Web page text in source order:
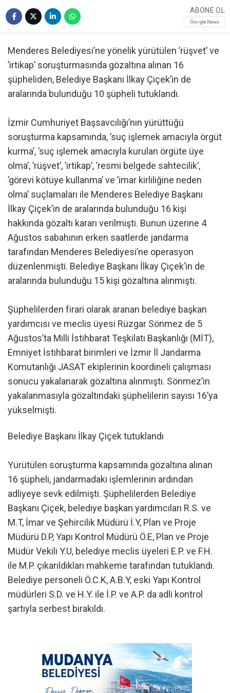
ABONE OL
Menderes Belediyesi’ne yönelik yürütülen ’rüşvet’ ve
’irtikap’ soruşturmasında gözaltına alınan 16
şüpheliden, Belediye Başkanı İlkay Çiçek’in de
aralarında bulunduğu 10 şüpheli tutuklandı.
İzmir Cumhuriyet Başsavcılığı’nın yürüttüğü
soruşturma kapsamında, ’suç işlemek amacıyla örgüt
kurma’, ’suç işlemek amacıyla kurulan örgüte üye
olma’, ’rüşvet’, ’irtikap’, ’resmi belgede sahtecilik’,
’görevi kötüye kullanma’ ve ’imar kirliliğine neden
olma’ suçlamaları ile Menderes Belediye Başkanı
İlkay Çiçek’in de aralarında bulunduğu 16 kişi
hakkında gözaltı kararı verilmişti. Bunun üzerine 4
Ağustos sabahının erken saatlerde jandarma
tarafından Menderes Belediyesi’ne operasyon
düzenlenmişti. Belediye Başkanı İlkay Çiçek’in de
aralarında bulunduğu 15 kişi gözaltına alınmıştı.
Şüphelilerden firari olarak aranan belediye başkan
yardımcısı ve meclis üyesi Rüzgar Sönmez de 5
Ağustos’ta Milli İstihbarat Teşkilatı Başkanlığı (MİT),
Emniyet İstihbarat birimleri ve İzmir İl Jandarma
Komutanlığı JASAT ekiplerinin koordineli çalışması
sonucu yakalanarak gözaltına alınmıştı. Sönmez’in
yakalanmasıyla gözaltındaki şüphelilerin sayısı 16’ya
yükselmişti.
Belediye Başkanı İlkay Çiçek tutuklandı
Yürütülen soruşturma kapsamında gözaltına alınan
16 şüpheli, jandarmadaki işlemlerinin ardından
adliyeye sevk edilmişti. Şüphelilerden Belediye
Başkanı Çiçek, belediye başkan yardımcıları R.S. ve
M.T, İmar ve Şehircilik Müdürü İ.Y, Plan ve Proje
Müdürü D.P, Yapı Kontrol Müdürü Ö.E, Plan ve Proje
Müdür Vekili Y.U, belediye meclis üyeleri E.P. ve F.H.
ile M.P. çıkarıldıkları mahkeme tarafından tutuklandı.
Belediye personeli Ö.C.K, A.B.Y, eski Yapı Kontrol
müdürleri S.D. ve H.Y. ile İ.P. ve A.P. da adli kontrol
şartıyla serbest bırakıldı.